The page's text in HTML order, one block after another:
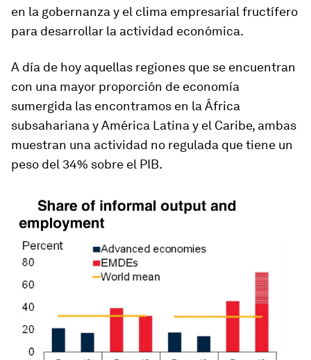
en la gobernanza y el clima empresarial fructífero
para desarrollar la actividad económica.
A día de hoy aquellas regiones que se encuentran
con una mayor proporción de economía
sumergida las encontramos en la África
subsahariana y América Latina y el Caribe, ambas
muestran una actividad no regulada que tiene un
peso del 34% sobre el PIB.